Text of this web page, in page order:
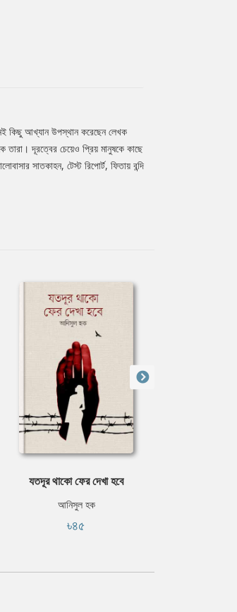
কিছু আখ্যান উপস্থান করেছেন লেখক
তারা। দূরত্বের চেয়েও প্রিয় মানুষকে কাছে
সাতকাহন, টেস্ট রিপোর্ট, ফিতায় বন্দি
যতদূর থাকো ফের দেখা হবে
আনিসুল হক
৳৪৫